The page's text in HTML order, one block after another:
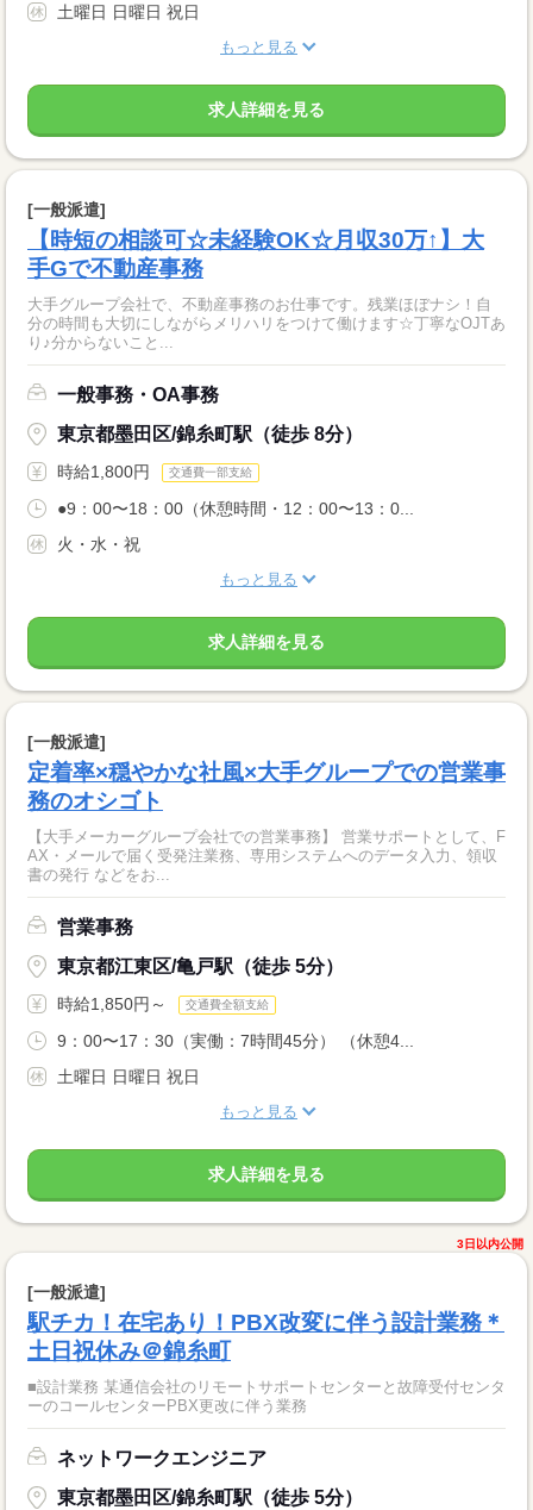
土曜日 日曜日 祝日
もっと見る
求人詳細を見る
[一般派遣]
【時短の相談可☆未経験OK☆月収30万↑】大
手Gで不動産事務
大手グループ会社で、不動産事務のお仕事です。残業ほぼナシ！自
分の時間も大切にしながらメリハリをつけて働けます☆丁寧なOJTあ
り♪分からないこと...
一般事務・OA事務
東京都墨田区/錦糸町駅（徒歩 8分）
時給1,800円 交通費一部支給
●9：00〜18：00（休憩時間・12：00〜13：0...
火・水・祝
もっと見る
求人詳細を見る
[一般派遣]
定着率×穏やかな社風×大手グループでの営業事
務のオシゴト
【大手メーカーグループ会社での営業事務】 営業サポートとして、F
AX・メールで届く受発注業務、専用システムへのデータ入力、領収
書の発行 などをお...
営業事務
東京都江東区/亀戸駅（徒歩 5分）
時給1,850円～ 交通費全額支給
9：00〜17：30（実働：7時間45分） （休憩4...
土曜日 日曜日 祝日
もっと見る
求人詳細を見る
3日以内公開
[一般派遣]
駅チカ！在宅あり！PBX改変に伴う設計業務＊
土日祝休み＠錦糸町
■設計業務 某通信会社のリモートサポートセンターと故障受付センタ
ーのコールセンターPBX更改に伴う業務
ネットワークエンジニア
東京都墨田区/錦糸町駅（徒歩 5分）